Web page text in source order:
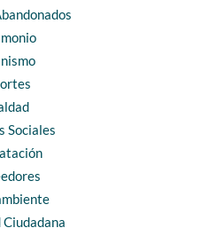
Sociales